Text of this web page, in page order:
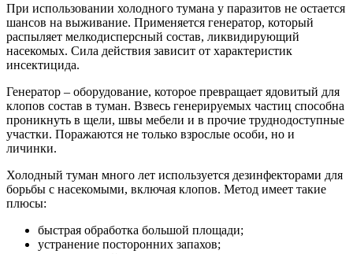
При использовании холодного тумана у паразитов не остается
шансов на выживание. Применяется генератор, который
распыляет мелкодисперсный состав, ликвидирующий
насекомых. Сила действия зависит от характеристик
инсектицида.
Генератор – оборудование, которое превращает ядовитый для
клопов состав в туман. Взвесь генерируемых частиц способна
проникнуть в щели, швы мебели и в прочие труднодоступные
участки. Поражаются не только взрослые особи, но и
личинки.
Холодный туман много лет используется дезинфекторами для
борьбы с насекомыми, включая клопов. Метод имеет такие
плюсы:
быстрая обработка большой площади;
устранение посторонних запахов;